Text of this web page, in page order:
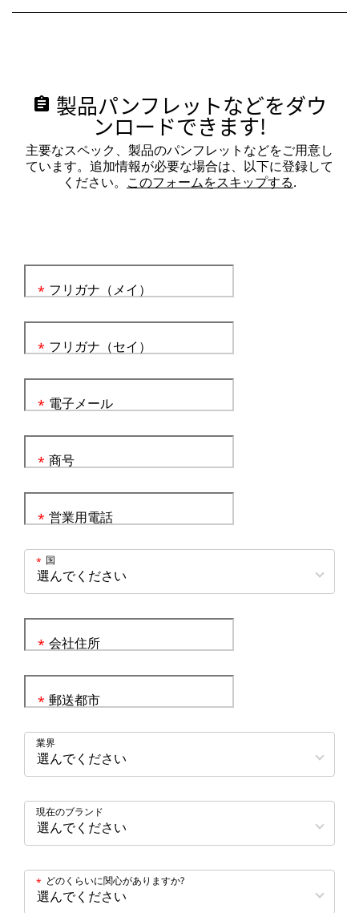
assignment 製品パンフレットなどをダウ
ンロードできます!
主要なスペック、製品のパンフレットなどをご用意し
ています。追加情報が必要な場合は、以下に登録して
ください。 このフォームをスキップする.
フリガナ（メイ）
*
フリガナ（セイ）
*
電子メール
*
商号
*
営業用電話
*
国
*
会社住所
*
郵送都市
*
業界
現在のブランド
どのくらいに関心がありますか?
*